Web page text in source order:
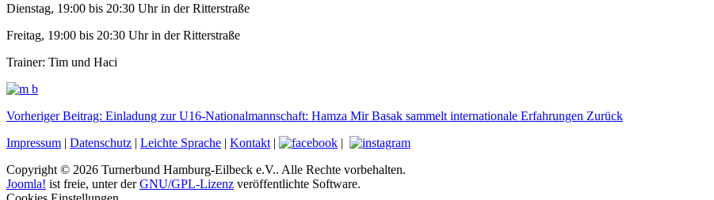
Dienstag, 19:00 bis 20:30 Uhr in der Ritterstraße
Freitag, 19:00 bis 20:30 Uhr in der Ritterstraße
Trainer: Tim und Haci
Vorheriger Beitrag: Einladung zur U16-Nationalmannschaft: Hamza Mir Basak sammelt internationale Erfahrungen Zurück
Impressum | Datenschutz | Leichte Sprache | Kontakt |
|
Copyright © 2026 Turnerbund Hamburg-Eilbeck e.V.. Alle Rechte vorbehalten.
Joomla! ist freie, unter derGNU/GPL-Lizenz veröffentlichte Software.